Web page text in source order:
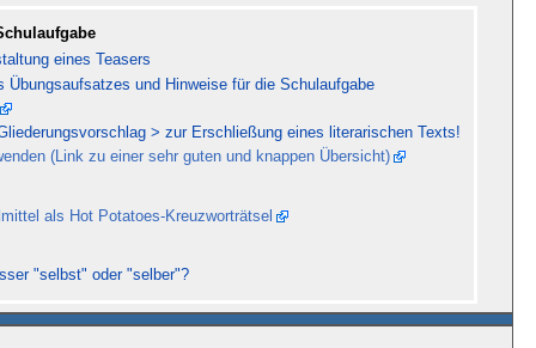
eines Teasers
Übungsaufsatzes und Hinweise für die Schulaufgabe
> zur Erschließung eines literarischen Texts!
(Link zu einer sehr guten und knappen Übersicht)
als Hot Potatoes-Kreuzworträtsel
"selbst" oder "selber"?